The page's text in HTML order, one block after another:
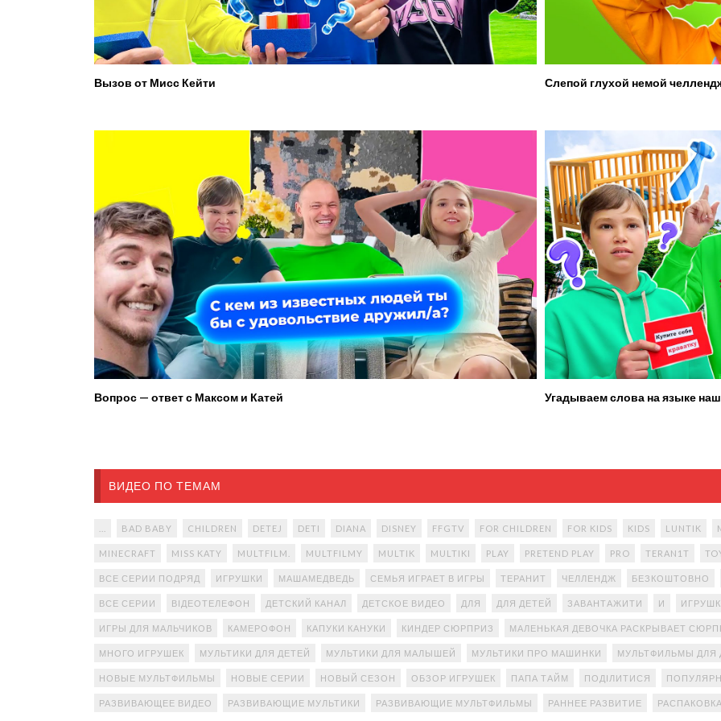
Вызов от Мисс Кейти Слепой глухой немой
Вопрос — ответ с Максом и Катей Угадываем слова на языке
ВИДЕО ПО ТЕМАМ
BAD BABY CHILDREN DETEJ DETI DIANA DISNEY FFGTV FOR CHILDREN FOR KIDS KIDS LUNTIK
MINECRAFT MISS KATY MULTFILM. MULTFILMY MULTIK MULTIKI PLAY PRETEND PLAY PRO TERAN1T
ВСЕ СЕРИИ ПОДРЯД ИГРУШКИ МАШАМЕДВЕДЬ СЕМЬЯ ИГРАЕТ В ИГРЫ ТЕРАНИТ ЧЕЛЛЕНДЖ БЕЗКОШТОВНО
ВСЕ СЕРИИ ВІДЕОТЕЛЕФОН ДЕТСКИЙ КАНАЛ ДЕТСКОЕ ВИДЕО ДЛЯ ДЛЯ ДЕТЕЙ ЗАВАНТАЖИТИ И
ИГРЫ ДЛЯ МАЛЬЧИКОВ КАМЕРОФОН КАПУКИ КАНУКИ КИНДЕР СЮРПРИЗ МАЛЕНЬКАЯ ДЕВОЧКА РАСКРЫВАЕТ
МНОГО ИГРУШЕК МУЛЬТИКИ ДЛЯ ДЕТЕЙ МУЛЬТИКИ ДЛЯ МАЛЫШЕЙ МУЛЬТИКИ ПРО МАШИНКИ МУЛЬТФИЛЬМЫ ДЛЯ
НОВЫЕ МУЛЬТФИЛЬМЫ НОВЫЕ СЕРИИ НОВЫЙ СЕЗОН ОБЗОР ИГРУШЕК ПАПА ТАЙМ ПОДІЛИТИСЯ
РАЗВИВАЮЩЕЕ ВИДЕО РАЗВИВАЮЩИЕ МУЛЬТИКИ РАЗВИВАЮЩИЕ МУЛЬТФИЛЬМЫ РАННЕЕ РАЗВИТИЕ